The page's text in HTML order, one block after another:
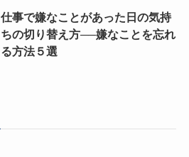
仕事で嫌なことがあった日の気持
ちの切り替え方──嫌なことを忘れ
る方法５選